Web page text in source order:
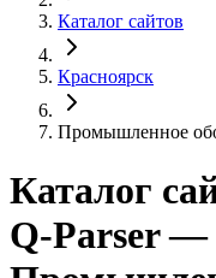
Каталог сайтов
Красноярск
Промышленное
Каталог
Q-Parser—